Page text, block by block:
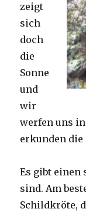
zeigt
sich
doch
die
Sonne
und
wir
werfen uns
erkunden die
Es gibt einen
sind. Am
Schildkröte,